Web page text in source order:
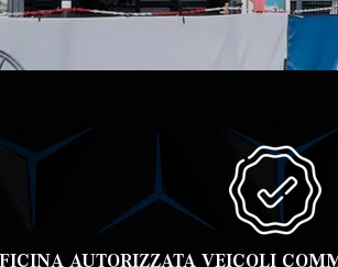
AUTORIZZATA VEICOLI